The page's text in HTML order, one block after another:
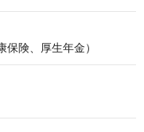
険、厚生年金）